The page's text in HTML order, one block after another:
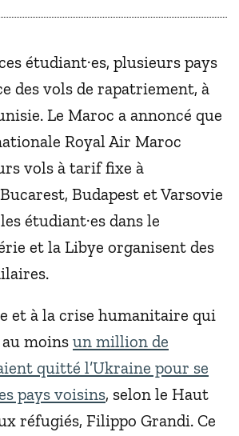
étudiant·es, plusieurs pays
des vols de rapatriement, à
Le Maroc a annoncé que
Royal Air Maroc
vols à tarif fixe à
Budapest et Varsovie
étudiant·es dans le
et la Libye organisent des
et à la crise humanitaire qui
moins un million de
quitté l’Ukraine pour se
pays voisins, selon le Haut
réfugiés, Filippo Grandi. Ce